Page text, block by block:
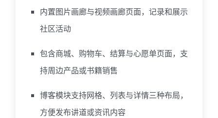
内置图片画廊与视频画廊页面，记录和展示
社区活动
包含商城、购物车、结算与心愿单页面，支
持周边产品或书籍销售
博客模块支持网格、列表与详情三种布局，
方便发布讲道或资讯内容